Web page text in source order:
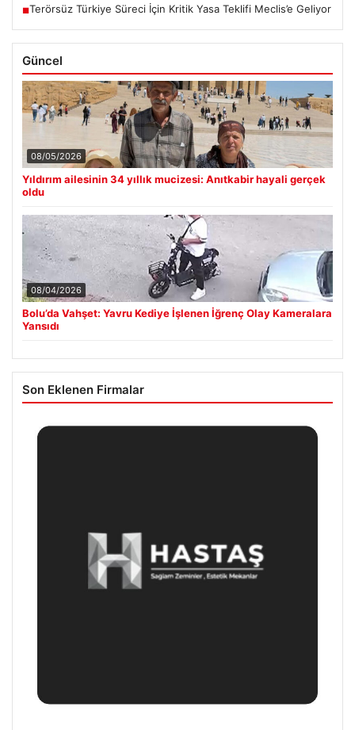
■Terörsüz Türkiye Süreci İçin Kritik Yasa Teklifi Meclis’e Geliyor
Güncel
08/05/2026
Yıldırım ailesinin 34 yıllık mucizesi: Anıtkabir hayali gerçek
oldu
08/04/2026
Bolu’da Vahşet: Yavru Kediye İşlenen İğrenç Olay Kameralara
Yansıdı
Son Eklenen Firmalar